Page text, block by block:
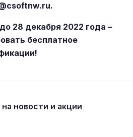
.
28 декабря 2022 года –
бесплатное
на новости и акции